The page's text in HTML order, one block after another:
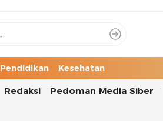
Pendidikan Kesehatan
Redaksi Pedoman Media Siber